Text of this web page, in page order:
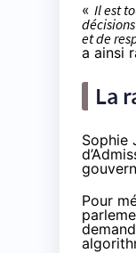
« Il est
et de
a ainsi
La
Sophie
Pour